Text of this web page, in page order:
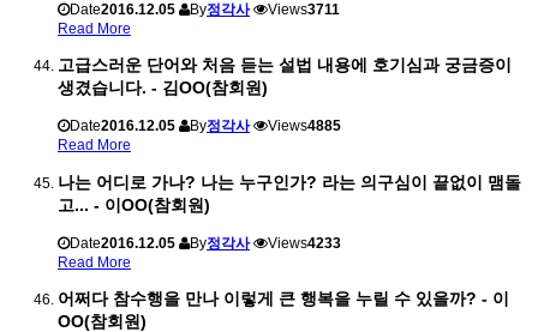
Date2016.12.05 By정각사 Views3711
Read More
고급스러운 단어와 처음 듣는 설법 내용에 호기심과 궁금증이
생겼습니다. - 김OO(참회원)
Date2016.12.05 By정각사 Views4885
Read More
나는 어디로 가나? 나는 누구인가? 라는 의구심이 끝없이 맴돌
고... - 이OO(참회원)
Date2016.12.05 By정각사 Views4233
Read More
어쩌다 참수행을 만나 이렇게 큰 행복을 누릴 수 있을까? - 이
OO(참회원)